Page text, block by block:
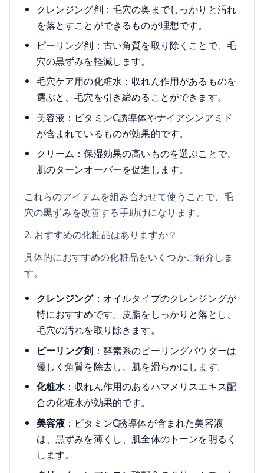
クレンジング剤：毛穴の奥までしっかりと汚れ
を落とすことができるものが理想です。
ピーリング剤：古い角質を取り除くことで、毛
穴の黒ずみを軽減します。
毛穴ケア用の化粧水：収れん作用があるものを
選ぶと、毛穴を引き締めることができます。
美容液：ビタミンC誘導体やナイアシンアミド
が含まれているものが効果的です。
クリーム：保湿効果の高いものを選ぶことで、
肌のターンオーバーを促進します。
これらのアイテムを組み合わせて使うことで、毛
穴の黒ずみを改善する手助けになります。
2. おすすめの化粧品はありますか？
具体的におすすめの化粧品をいくつかご紹介しま
す。
クレンジング：オイルタイプのクレンジングが
特におすすめです。皮脂をしっかりと落とし、
毛穴の汚れを取り除きます。
ピーリング剤 ：酵素系のピーリングパウダーは
優しく角質を除去し、肌を滑らかにします。
化粧水：収れん作用のあるハマメリスエキス配
合の化粧水が効果的です。
美容液 ：ビタミンC誘導体が含まれた美容液
は、黒ずみを薄くし、肌全体のトーンを明るく
します。